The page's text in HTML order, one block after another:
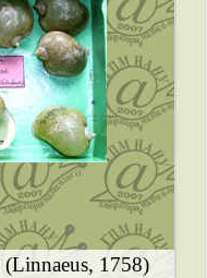
(Linnaeus, 1758)